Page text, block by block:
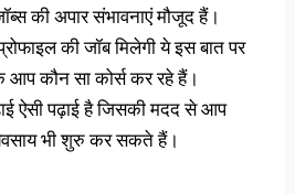
की अपार संभावनाएं मौजूद हैं।
की जॉब मिलेगी ये इस बात पर
आप कौन सा कोर्स कर रहे हैं।
ऐसी पढ़ाई है जिसकी मदद से आप
भी शुरु कर सकते हैं।